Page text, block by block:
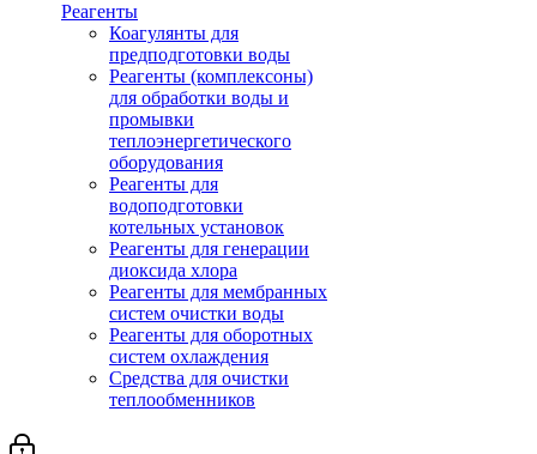
Реагенты
Коагулянты для
предподготовки воды
Реагенты (комплексоны)
для обработки воды и
промывки
теплоэнергетического
оборудования
Реагенты для
водоподготовки
котельных установок
Реагенты для генерации
диоксида хлора
Реагенты для мембранных
систем очистки воды
Реагенты для оборотных
систем охлаждения
Средства для очистки
теплообменников